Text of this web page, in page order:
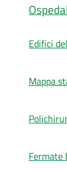
Salute
Novità
Scuole
Edifici
Mappa
Fermate